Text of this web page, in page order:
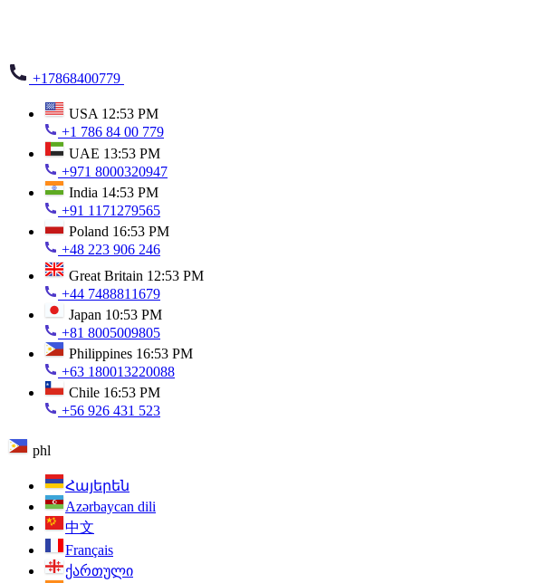
+17868400779
USA 12:53 PM
+1 786 84 00 779
UAE 13:53 PM
+971 8000320947
India 14:53 PM
+91 1171279565
Poland 16:53 PM
+48 223 906 246
Great Britain 12:53 PM
+44 7488811679
Japan 10:53 PM
+81 8005009805
Philippines 16:53 PM
+63 180013220088
Chile 16:53 PM
+56 926 431 523
phl
Հայերեն
Azərbaycan dili
中文
Français
ქართული